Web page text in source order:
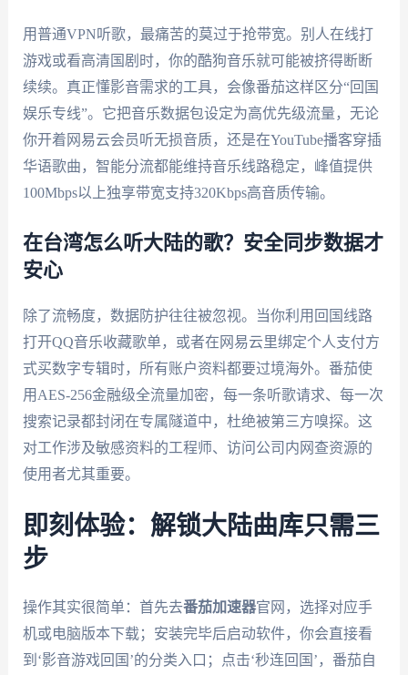
用普通VPN听歌，最痛苦的莫过于抢带宽。别人在线打
游戏或看高清国剧时，你的酷狗音乐就可能被挤得断断
续续。真正懂影音需求的工具，会像番茄这样区分“回国
娱乐专线”。它把音乐数据包设定为高优先级流量，无论
你开着网易云会员听无损音质，还是在YouTube播客穿插
华语歌曲，智能分流都能维持音乐线路稳定，峰值提供
100Mbps以上独享带宽支持320Kbps高音质传输。
在台湾怎么听大陆的歌？安全同步数据才
安心
除了流畅度，数据防护往往被忽视。当你利用回国线路
打开QQ音乐收藏歌单，或者在网易云里绑定个人支付方
式买数字专辑时，所有账户资料都要过境海外。番茄使
用AES-256金融级全流量加密，每一条听歌请求、每一次
搜索记录都封闭在专属隧道中，杜绝被第三方嗅探。这
对工作涉及敏感资料的工程师、访问公司内网查资源的
使用者尤其重要。
即刻体验：解锁大陆曲库只需三
步
操作其实很简单：首先去番茄加速器官网，选择对应手
机或电脑版本下载；安装完毕后启动软件，你会直接看
到‘影音游戏回国’的分类入口；点击‘秒连回国’，番茄自